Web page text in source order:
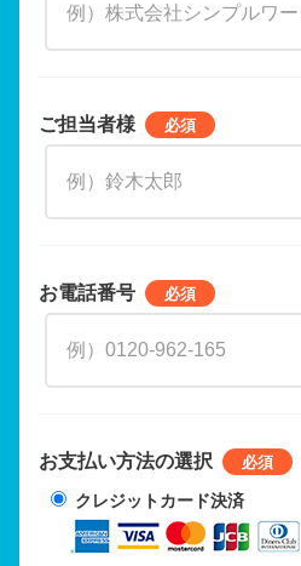
ご担当者様
お電話番号
お支払い方法の選択
クレジットカード決済